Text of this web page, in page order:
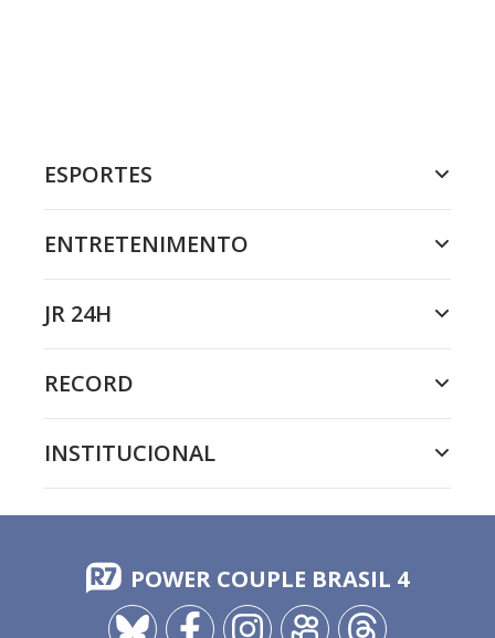
ESPORTES
ENTRETENIMENTO
JR 24H
RECORD
INSTITUCIONAL
POWER COUPLE BRASIL 4